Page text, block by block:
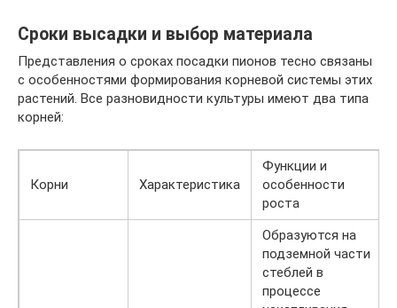
Сроки высадки и выбор материала
Представления о сроках посадки пионов тесно связаны
с особенностями формирования корневой системы этих
растений. Все разновидности культуры имеют два типа
корней:
Корни Характеристика
Функции и
особенности
роста
Образуются на
подземной части
стеблей в
процессе